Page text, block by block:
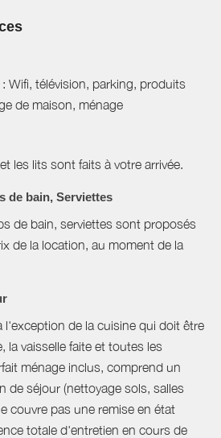
Wifi, télévision, parking, produits
de maison, ménage
les lits sont faits à votre arrivée.
de bain, Serviettes
de bain, serviettes sont proposés
de la location, au moment de la
l'exception de la cuisine qui doit être
la vaisselle faite et toutes les
ménage inclus, comprend un
de séjour (nettoyage sols, salles
couvre pas une remise en état
totale d'entretien en cours de